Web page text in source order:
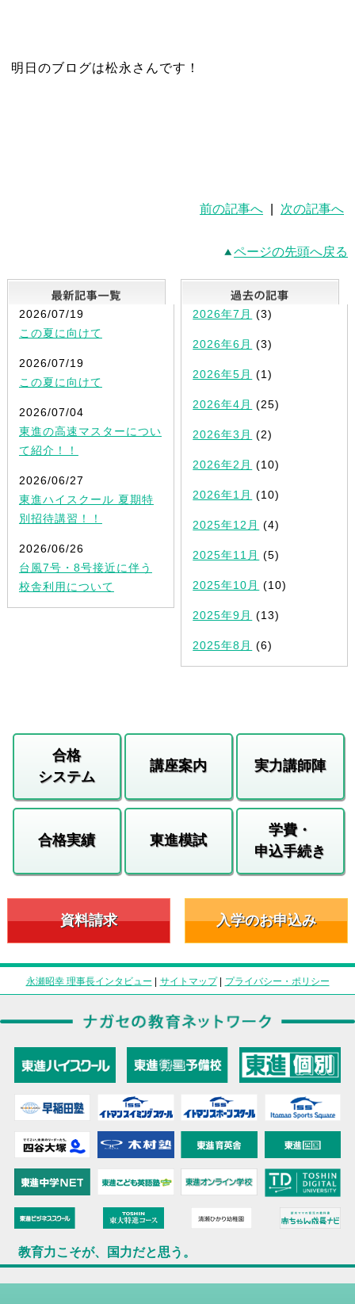
明日のブログは松永さんです！
前の記事へ 次の記事へ
ページの先頭へ戻る
最新記事一覧
2026/07/19
この夏に向けて
2026/07/19
この夏に向けて
2026/07/04
東進の高速マスターについ
て紹介！！
2026/06/27
東進ハイスクール 夏期特
別招待講習！！
2026/06/26
台風7号・8号接近に伴う
校舎利用について
2026年7月 (3)
2026年6月 (3)
2026年5月 (1)
2026年4月 (25)
2026年3月 (2)
2026年2月 (10)
2026年1月 (10)
2025年12月 (4)
2025年11月 (5)
2025年10月 (10)
2025年9月 (13)
2025年8月 (6)
合格
システム
講座案内 実力講師陣
合格実績 東進模試
学費・
申込手続き
資料請求 入学のお申込み
永瀬昭幸 理事長インタビュー | サイトマップ| プライバシー・ポリシー
教育力こそが、国力だと思う。